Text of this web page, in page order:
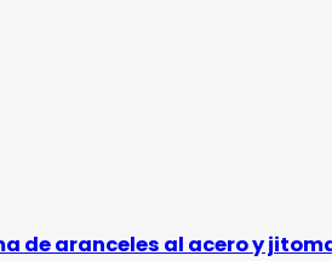
de aranceles al acero y